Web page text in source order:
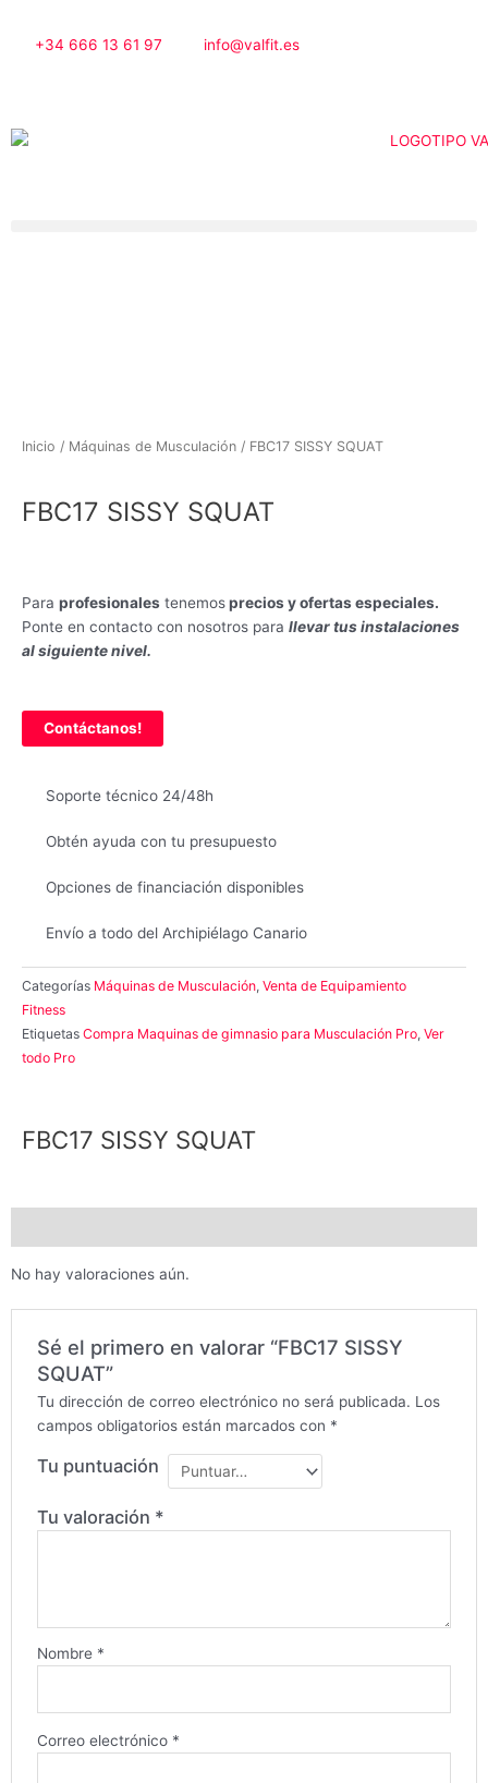
+34 666 13 61 97 info@valfit.es
Inicio / Máquinas de Musculación / FBC17 SISSY SQUAT
FBC17 SISSY SQUAT
Para profesionales tenemosprecios y ofertas especiales.
Ponte en contacto con nosotros para llevar tus instalaciones
al siguiente nivel.
Contáctanos!
Soporte técnico 24/48h
Obtén ayuda con tu presupuesto
Opciones de financiación disponibles
Envío a todo del Archipiélago Canario
Categorías Máquinas de Musculación, Venta de Equipamiento
Fitness
Etiquetas Compra Maquinas de gimnasio para Musculación Pro, Ver
todo Pro
FBC17 SISSY SQUAT
No hay valoraciones aún.
Sé el primero en valorar “FBC17 SISSY
SQUAT”
Tu dirección de correo electrónico no será publicada. Los
campos obligatorios están marcados con *
Tu puntuación
Tu valoración *
Nombre *
Correo electrónico *